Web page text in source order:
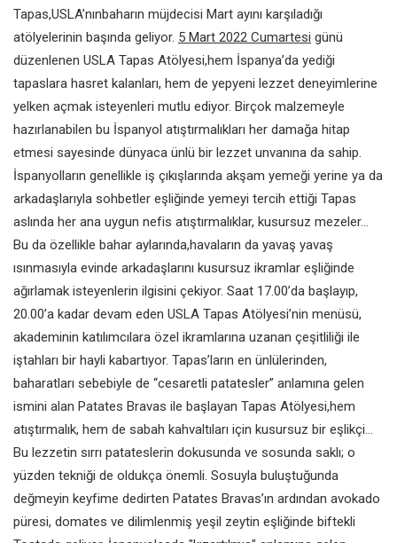
Tapas,USLA’nınbaharın müjdecisi Mart ayını karşıladığı
atölyelerinin başında geliyor. 5 Mart 2022 Cumartesi günü
düzenlenen USLA Tapas Atölyesi,hem İspanya’da yediği
tapaslara hasret kalanları, hem de yepyeni lezzet deneyimlerine
yelken açmak isteyenleri mutlu ediyor. Birçok malzemeyle
hazırlanabilen bu İspanyol atıştırmalıkları her damağa hitap
etmesi sayesinde dünyaca ünlü bir lezzet unvanına da sahip.
İspanyolların genellikle iş çıkışlarında akşam yemeği yerine ya da
arkadaşlarıyla sohbetler eşliğinde yemeyi tercih ettiği Tapas
aslında her ana uygun nefis atıştırmalıklar, kusursuz mezeler…
Bu da özellikle bahar aylarında,havaların da yavaş yavaş
ısınmasıyla evinde arkadaşlarını kusursuz ikramlar eşliğinde
ağırlamak isteyenlerin ilgisini çekiyor. Saat 17.00’da başlayıp,
20.00’a kadar devam eden USLA Tapas Atölyesi’nin menüsü,
akademinin katılımcılara özel ikramlarına uzanan çeşitliliği ile
iştahları bir hayli kabartıyor. Tapas’ların en ünlülerinden,
baharatları sebebiyle de “cesaretli patatesler” anlamına gelen
ismini alan Patates Bravas ile başlayan Tapas Atölyesi,hem
atıştırmalık, hem de sabah kahvaltıları için kusursuz bir eşlikçi…
Bu lezzetin sırrı patateslerin dokusunda ve sosunda saklı; o
yüzden tekniği de oldukça önemli. Sosuyla buluştuğunda
değmeyin keyfime dedirten Patates Bravas’ın ardından avokado
püresi, domates ve dilimlenmiş yeşil zeytin eşliğinde biftekli